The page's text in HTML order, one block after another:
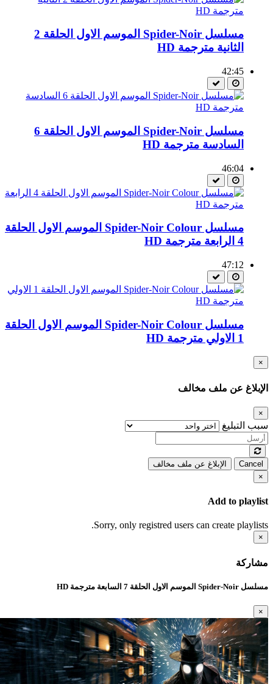
مسلسل Spider-Noir الموسم الاول الحلقة 2
الثانية مترجمة HD
42:45
مسلسل Spider-Noir الموسم الاول الحلقة 6
السادسة مترجمة HD
46:04
مسلسل Spider-Noir Colour الموسم الاول الحلقة
4 الرابعة مترجمة HD
47:12
مسلسل Spider-Noir Colour الموسم الاول الحلقة
1 الاولي مترجمة HD
×
الإبلاغ عن ملف مخالف
×
سبب التبليغ
Cancel
الإبلاغ عن ملف مخالف
×
Add to playlist
Sorry, only registred users can create playlists.
×
مشاركة
مسلسل Spider-Noir الموسم الاول الحلقة 7 السابعة مترجمة HD
×